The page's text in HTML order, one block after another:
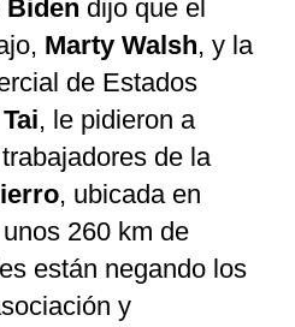
Biden dijo que el
Marty Walsh, y la
de Estados
, le pidieron a
de la
, ubicada en
260 km de
están negando los
y